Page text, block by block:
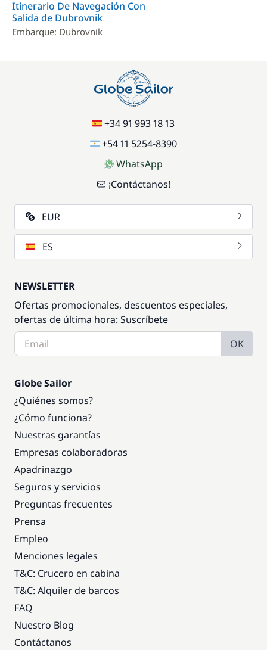
Gasto de One Way
Itinerario De Navegación Con
Salida de Dubrovnik
Embarque: Dubrovnik
+34 91 993 18 13
+54 11 5254-8390
WhatsApp
¡Contáctanos!
EUR
ES
NEWSLETTER
Ofertas promocionales, descuentos especiales,
ofertas de última hora: Suscríbete
OK
Globe Sailor
¿Quiénes somos?
¿Cómo funciona?
Nuestras garantías
Empresas colaboradoras
Apadrinazgo
Seguros y servicios
Preguntas frecuentes
Prensa
Empleo
Menciones legales
T&C: Crucero en cabina
T&C: Alquiler de barcos
FAQ
Nuestro Blog
Contáctanos